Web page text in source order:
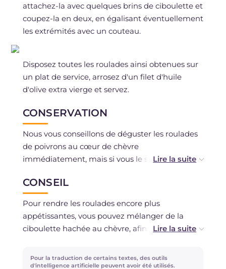
attachez-la avec quelques brins de ciboulette et
coupez-la en deux, en égalisant éventuellement
les extrémités avec un couteau.
Disposez toutes les roulades ainsi obtenues sur
un plat de service, arrosez d'un filet d'huile
d'olive extra vierge et servez.
CONSERVATION
Nous vous conseillons de déguster les roulades
de poivrons au cœur de chèvre
immédiatement, mais si vous le souhaitez, vous
récipient hermétique, pendant 1 jour maximum.
CONSEIL
Pour rendre les roulades encore plus
appétissantes, vous pouvez mélanger de la
ciboulette hachée au chèvre, afin de créer un
Pour la traduction de certains textes, des outils
d'intelligence artificielle peuvent avoir été utilisés.